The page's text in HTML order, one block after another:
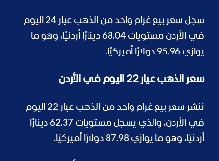
سجل سعر بيع غرام واحد من الذهب عيار 24 اليوم
في الأردن مستويات 68.04 دينارًا أردنيًا، وهو ما
يوازي 95.96 دولارًا أميركيًا.
سعر الذهب عيار 22 اليوم في الأردن
ننشر سعر بيع غرام واحد من الذهب عيار 22 اليوم
في الأردن، والذي يسجل مستويات 62.37 دينارًا
أردنيًا، وهو ما يوازي 87.98 دولارًا أميركيًا.